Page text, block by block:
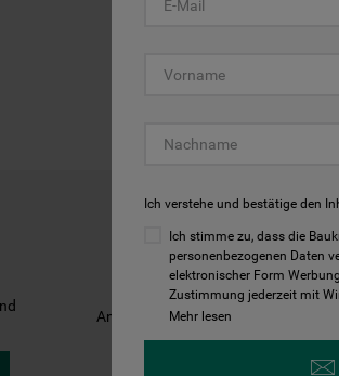
Bedienungsanleitungen
Anleitungen finden und herunterladen
Ich verstehe und bestätige den
Ich stimme zu, dass die
personenbezogenen Daten
elektronischer Form
Zustimmung jederzeit mit
Mehr lesen